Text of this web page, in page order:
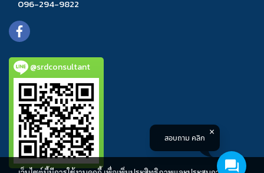
096-294-9822
@srdconsultant
สอบถาม คลิก